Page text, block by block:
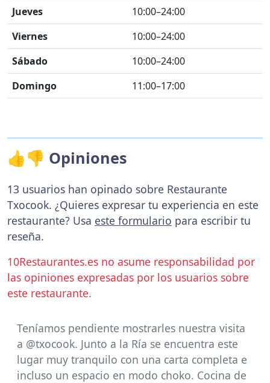
Jueves
10:00–24:00
Viernes
10:00–24:00
Sábado
10:00–24:00
Domingo
11:00–17:00
👍👎 Opiniones
13 usuarios han opinado sobre Restaurante
Txocook. ¿Quieres expresar tu experiencia en este
restaurante? Usa este formulario para escribir tu
reseña.
10Restaurantes.es no asume responsabilidad por
las opiniones expresadas por los usuarios sobre
este restaurante.
Teníamos pendiente mostrarles nuestra visita
a @txocook. Junto a la Ría se encuentra este
lugar muy tranquilo con una carta completa e
incluso un espacio en modo choko. Cocina de